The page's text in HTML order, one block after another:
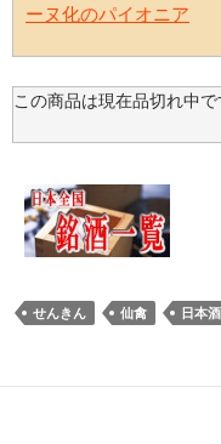
ーヌ化のパイオニア
この商品は現在品切れ中で
せんきん 仙禽 日本酒